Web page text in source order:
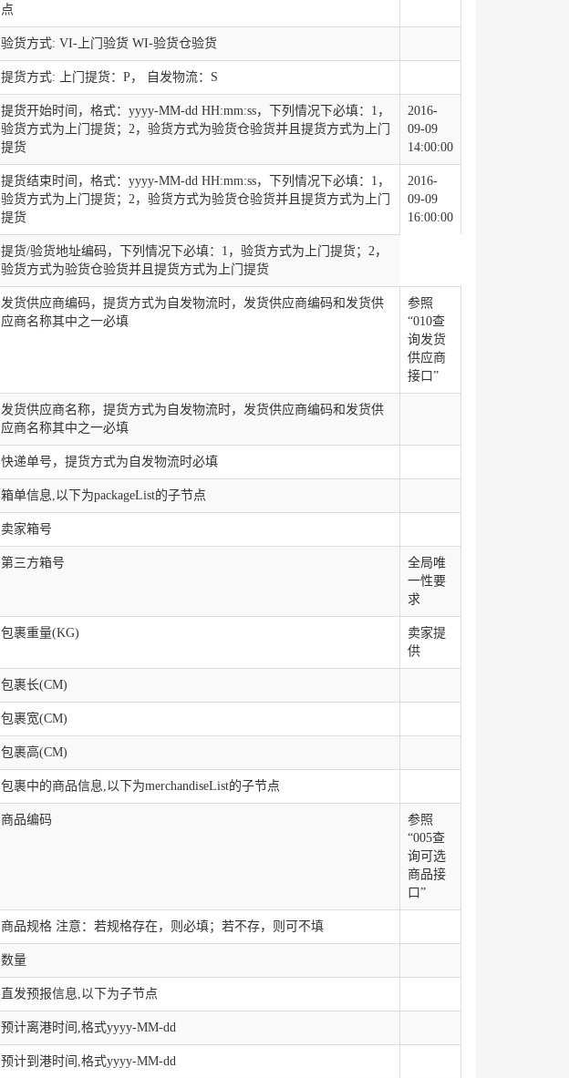
点
验货方式: VI-上门验货 WI-验货仓验货
提货方式: 上门提货：P， 自发物流：S
提货开始时间，格式：yyyy-MM-dd HH:mm:ss，下列情况下必填：1，
验货方式为上门提货；2，验货方式为验货仓验货并且提货方式为上门
提货
2016-
09-09
14:00:00
提货结束时间，格式：yyyy-MM-dd HH:mm:ss，下列情况下必填：1，
验货方式为上门提货；2，验货方式为验货仓验货并且提货方式为上门
提货
2016-
09-09
16:00:00
提货/验货地址编码，下列情况下必填：1，验货方式为上门提货；2，
验货方式为验货仓验货并且提货方式为上门提货
发货供应商编码，提货方式为自发物流时，发货供应商编码和发货供
应商名称其中之一必填
参照
“010查
询发货
供应商
接口”
发货供应商名称，提货方式为自发物流时，发货供应商编码和发货供
应商名称其中之一必填
快递单号，提货方式为自发物流时必填
箱单信息,以下为packageList的子节点
卖家箱号
第三方箱号
全局唯
一性要
求
包裹重量(KG)
卖家提
供
包裹长(CM)
包裹宽(CM)
包裹高(CM)
包裹中的商品信息,以下为merchandiseList的子节点
商品编码
参照
“005查
询可选
商品接
口”
商品规格 注意：若规格存在，则必填；若不存，则可不填
数量
直发预报信息,以下为子节点
预计离港时间,格式yyyy-MM-dd
预计到港时间,格式yyyy-MM-dd